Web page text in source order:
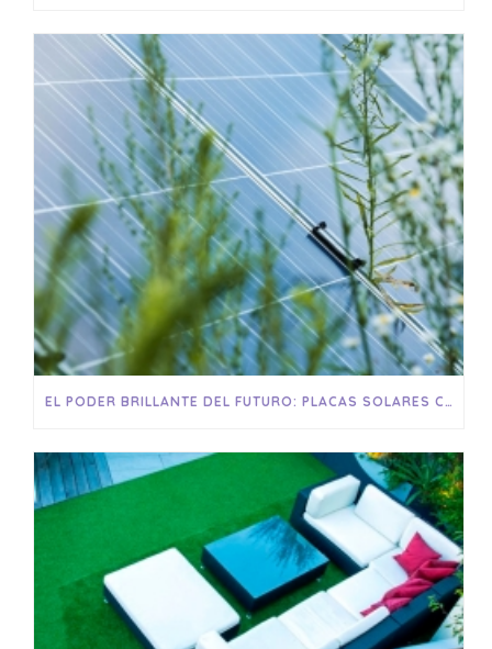
EL PODER BRILLANTE DEL FUTURO: PLACAS SOLARES COMO FUENTE DE ENERGÍA SOSTENIBLE